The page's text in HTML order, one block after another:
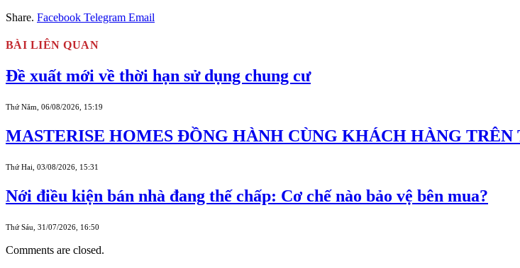
Share. Facebook Telegram Email
BÀI LIÊN QUAN
Đề xuất mới về thời hạn sử dụng chung cư
Thứ Năm, 06/08/2026, 15:19
MASTERISE HOMES ĐỒNG HÀNH CÙNG KHÁCH HÀNG
Thứ Hai, 03/08/2026, 15:31
Nới điều kiện bán nhà đang thế chấp: Cơ chế nào bảo vệ bên mua?
Thứ Sáu, 31/07/2026, 16:50
Comments are closed.